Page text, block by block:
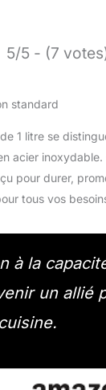
5/5 - (7
de 1 litre se
acier inoxydable.
pour durer,
tous vos
à la
un allié